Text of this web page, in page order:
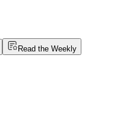
Read the Weekly